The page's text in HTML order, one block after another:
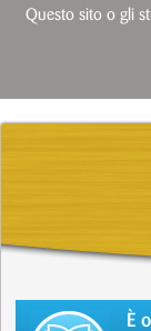
È
Questo sito o gli